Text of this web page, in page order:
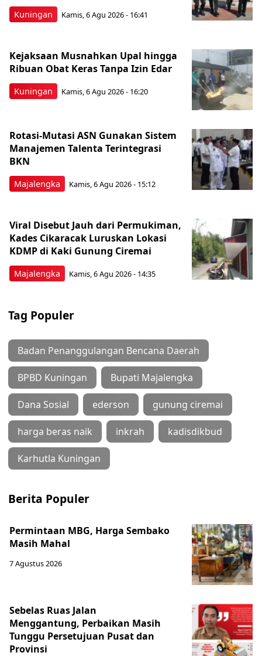
Kuningan Kamis, 6 Agu 2026 - 16:41
Kuningan
Kejaksaan Musnahkan Upal hingga
Ribuan Obat Keras Tanpa Izin Edar
Kamis, 6 Agu 2026 - 16:20
Majalengka
Rotasi-Mutasi ASN Gunakan Sistem
Manajemen Talenta Terintegrasi
BKN
Kamis, 6 Agu 2026 - 15:12
Majalengka
Viral Disebut Jauh dari Permukiman,
Kades Cikaracak Luruskan Lokasi
KDMP di Kaki Gunung Ciremai
Kamis, 6 Agu 2026 - 14:35
Tag Populer
Badan Penanggulangan Bencana Daerah
BPBD Kuningan Bupati Majalengka
Dana Sosial ederson gunung ciremai
harga beras naik inkrah kadisdikbud
Karhutla Kuningan
Berita Populer
Permintaan MBG, Harga Sembako
Masih Mahal
7 Agustus 2026
Sebelas Ruas Jalan
Menggantung, Perbaikan Masih
Tunggu Persetujuan Pusat dan
Provinsi